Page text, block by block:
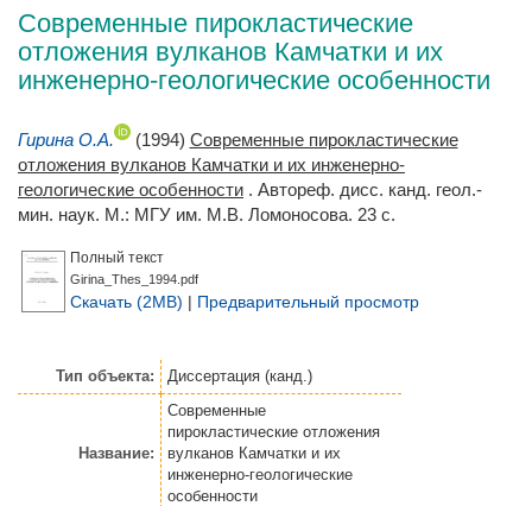
Современные пирокластические
отложения вулканов Камчатки и их
инженерно-геологические особенности
Гирина О.А. (1994) Современные пирокластические
отложения вулканов Камчатки и их инженерно-
геологические особенности . Автореф. дисс. канд. геол.-
мин. наук. М.: МГУ им. М.В. Ломоносова. 23 с.
Полный текст
Girina_Thes_1994.pdf
Скачать (2MB) | Предварительный просмотр
Тип объекта: Диссертация (канд.)
Название:
Современные
пирокластические отложения
вулканов Камчатки и их
инженерно-геологические
особенности